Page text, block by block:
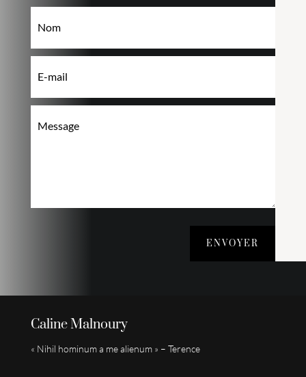
ENVOYER
Caline Malnoury
« Nihil hominum a me alienum » – Terence